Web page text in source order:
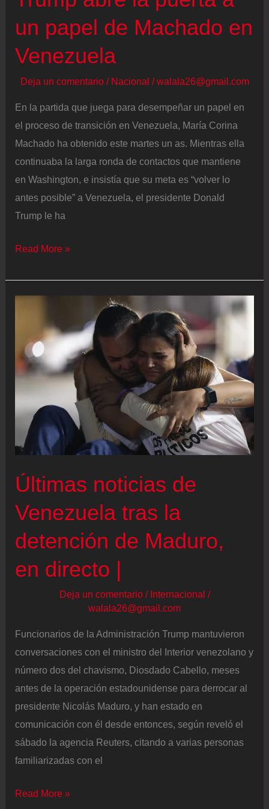
poder”
un papel de Machado en
Venezuela
Deja un comentario / Nacional /walala26@gmail.com
En la partida que juega para desempeñar un papel en
el proceso de transición en Venezuela, María Corina
Machado ha obtenido este martes un as. Mientras ella
continuaba la larga ronda de contactos que mantiene
en Washington, e insistía que su meta es “volver lo
antes posible” a Venezuela, el presidente Donald
Trump le ha
Trump
la
papel
de
Machado
en
Venezuela
Read More »
Últimas noticias de
Venezuela tras la
detención de Maduro,
en directo |
Deja un comentario / Internacional /
walala26@gmail.com
Funcionarios de la Administración Trump mantuvieron
conversaciones con el ministro del Interior venezolano y
número dos del chavismo, Diosdado Cabello, meses
antes de la operación estadounidense para derrocar al
presidente Nicolás Maduro, y han estado en
comunicación con él desde entonces, según reveló el
sábado la agencia Reuters, citando a varias personas
familiarizadas con el
Últimas
Read More »